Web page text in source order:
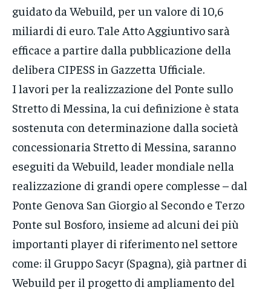
guidato da Webuild, per un valore di 10,6
miliardi di euro. Tale Atto Aggiuntivo sarà
efficace a partire dalla pubblicazione della
delibera CIPESS in Gazzetta Ufficiale.
I lavori per la realizzazione del Ponte sullo
Stretto di Messina, la cui definizione è stata
sostenuta con determinazione dalla società
concessionaria Stretto di Messina, saranno
eseguiti da Webuild, leader mondiale nella
realizzazione di grandi opere complesse – dal
Ponte Genova San Giorgio al Secondo e Terzo
Ponte sul Bosforo, insieme ad alcuni dei più
importanti player di riferimento nel settore
come: il Gruppo Sacyr (Spagna), già partner di
Webuild per il progetto di ampliamento del